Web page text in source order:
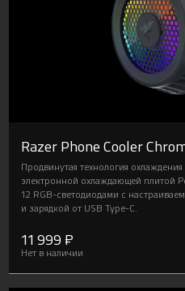
Razer Phone Cooler
Продвинутая технология
электронной охлаждающей плитой
12 RGB-светодиодами с
и зарядкой от USB Type-C.
11 999 ₽
Нет в наличии